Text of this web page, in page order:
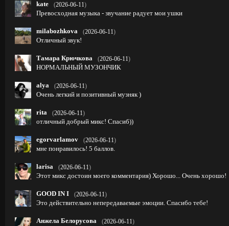
kate (2026-06-11)
Превосходная музыка - звучание радует мои ушки
milabozhkova (2026-06-11)
Отличный звук!
Тамара Крючкова (2026-06-11)
НОРМАЛЬНЫЙ МУЗОНЧИК
alya (2026-06-11)
Очень легкий и позитивный музняк )
rita (2026-06-11)
отличный добрый микс! Спасиб))
egorvarlamov (2026-06-11)
мне понравилось! 5 баллов.
larisa (2026-06-11)
Этот микс достоин моего комментария) Хорошо... Очень хорошо!
GOOD IN I (2026-06-11)
Это действительно непередаваемые эмоции. Спасибо тебе!
Анжела Белорусова (2026-06-11)